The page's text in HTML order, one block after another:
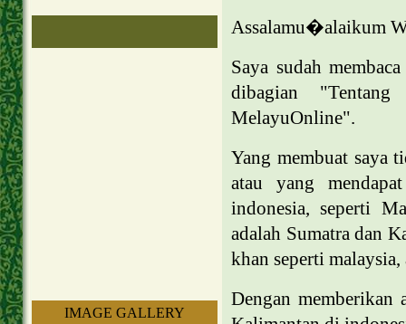
IMAGE GALLERY
Assalamu�alaikum
Saya sudah
dibagian "Tentang
MelayuOnline".
Yang membuat saya
atau yang
indonesia, seperti
adalah Sumatra dan
khan seperti
Dengan memberikan